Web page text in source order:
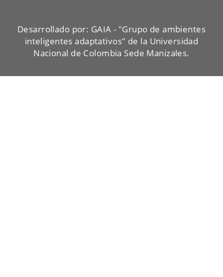
Desarrollado por: GAIA - "Grupo de ambientes
inteligentes adaptativos" de la Universidad
Nacional de Colombia Sede Manizales.